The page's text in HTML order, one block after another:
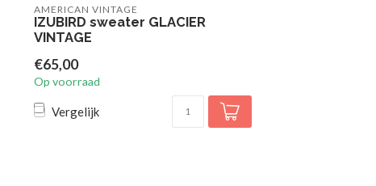
AMERICAN VINTAGE
IZUBIRD sweater GLACIER
VINTAGE
€65,00
Op voorraad
Vergelijk